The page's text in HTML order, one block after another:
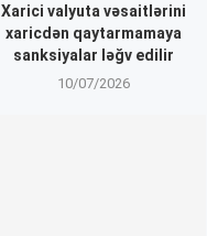
Xarici valyuta vəsaitlərini
xaricdən qaytarmamaya
sanksiyalar ləğv edilir
10/07/2026